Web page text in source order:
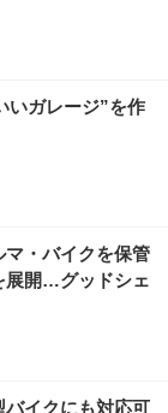
いガレージ”を作
マ・バイクを保管
展開…グッドシェ
バイクにも対応可